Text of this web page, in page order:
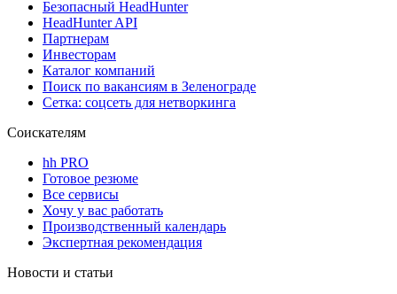
Безопасный HeadHunter
HeadHunter API
Партнерам
Инвесторам
Каталог компаний
Поиск по вакансиям в Зеленограде
Сетка: соцсеть для нетворкинга
Соискателям
hh PRO
Готовое резюме
Все сервисы
Хочу у вас работать
Производственный календарь
Экспертная рекомендация
Новости и статьи